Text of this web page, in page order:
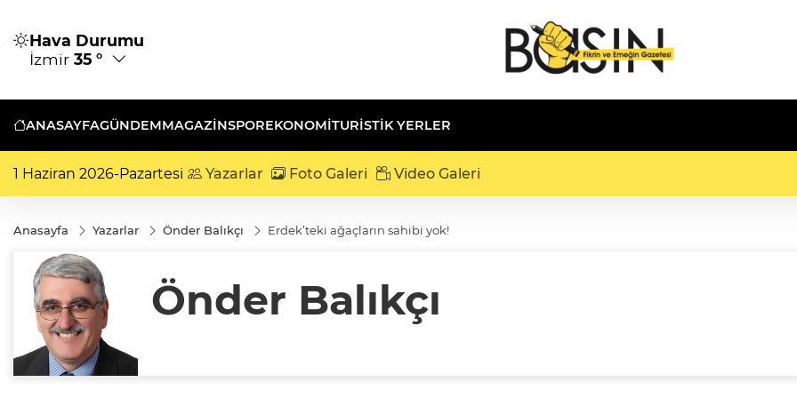
Hava Durumu
İzmir 35 °
ANASAYFAGÜNDEMMAGAZİNSPOREKONOMİTURISTIK YERLER
1 Haziran 2026-Pazartesi Yazarlar Foto Galeri Video Galeri
Anasayfa Yazarlar Önder Balıkçı Erdek’teki ağaçların sahibi yok!
Önder Balıkçı